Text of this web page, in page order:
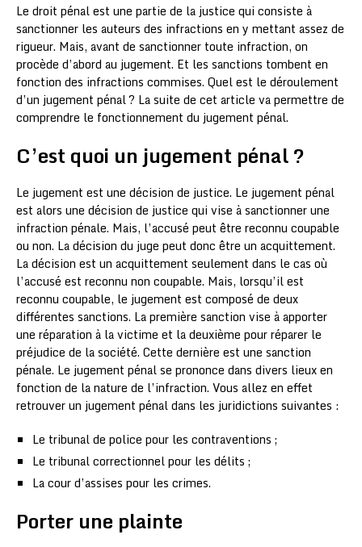
Le droit pénal est une partie de la justice qui consiste à
sanctionner les auteurs des infractions en y mettant assez de
rigueur. Mais, avant de sanctionner toute infraction, on
procède d’abord au jugement. Et les sanctions tombent en
fonction des infractions commises. Quel est le déroulement
d’un jugement pénal ? La suite de cet article va permettre de
comprendre le fonctionnement du jugement pénal.
C’est quoi un jugement pénal ?
Le jugement est une décision de justice. Le jugement pénal
est alors une décision de justice qui vise à sanctionner une
infraction pénale. Mais, l’accusé peut être reconnu coupable
ou non. La décision du juge peut donc être un acquittement.
La décision est un acquittement seulement dans le cas où
l’accusé est reconnu non coupable. Mais, lorsqu’il est
reconnu coupable, le jugement est composé de deux
différentes sanctions. La première sanction vise à apporter
une réparation à la victime et la deuxième pour réparer le
préjudice de la société. Cette dernière est une sanction
pénale. Le jugement pénal se prononce dans divers lieux en
fonction de la nature de l’infraction. Vous allez en effet
retrouver un jugement pénal dans les juridictions suivantes :
Le tribunal de police pour les contraventions ;
Le tribunal correctionnel pour les délits ;
La cour d’assises pour les crimes.
Porter une plainte